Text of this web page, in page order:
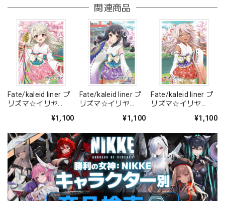
関連商品
Fate/kaleid liner プ
リズマ☆イリヤ
女 描き下ろしスリー
¥1,100
Fate/kaleid liner プ
リズマ☆イリヤ
女 描き下ろしスリー
¥1,100
Fate/kaleid liner プ
リズマ☆イリヤ
女 描き下ろしスリー
¥1,100